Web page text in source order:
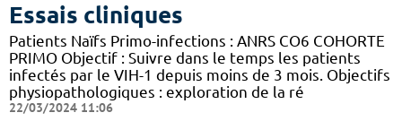
Essais cliniques
Patients Naïfs Primo-infections : ANRS CO6 COHORTE
PRIMO Objectif : Suivre dans le temps les patients
infectés par le VIH-1 depuis moins de 3 mois. Objectifs
physiopathologiques : exploration de la ré
22/03/2024 11:06